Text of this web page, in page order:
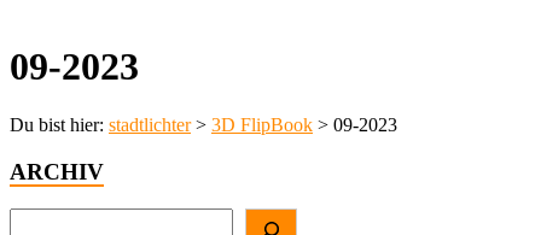
09-2023
Du bist hier: stadtlichter> 3D FlipBook > 09-2023
ARCHIV